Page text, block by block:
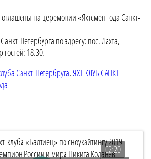
оглашены на церемонии «Яхтсмен года Санкт-
Петербурга по адресу: пос. Лахта,
гостей: 18.30.
Санкт-Петербруга,ЯХТ-КЛУБ САНКТ-
02:20